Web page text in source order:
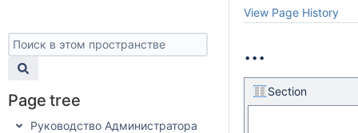
Page tree
Руководство Администратора
View Page History
...
Section